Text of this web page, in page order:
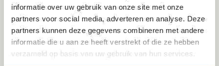
informatie over uw gebruik van onze site met onze
partners voor social media, adverteren en analyse. Deze
partners kunnen deze gegevens combineren met andere
informatie die u aan ze heeft verstrekt of die ze hebben
verzameld op basis van uw gebruik van hun services.
Laatste nieuws